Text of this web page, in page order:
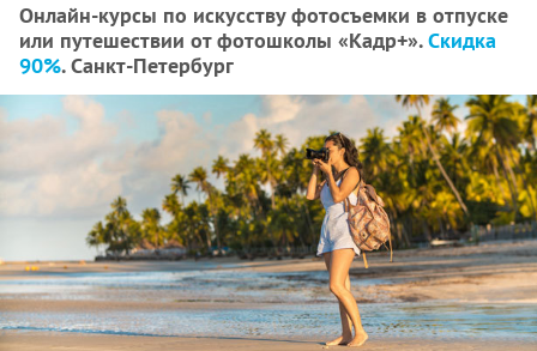
Онлайн-курсы по искусству фотосъемки в отпуске
или путешествии от фотошколы «Кадр+».Скидка
90%. Санкт-Петербург